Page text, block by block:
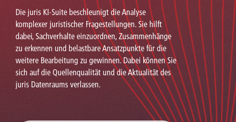
Die juris KI-Suite beschleunigt die Analyse
komplexer juristischer Fragestellungen. Sie hilft
dabei, Sachverhalte einzuordnen, Zusammenhänge
zu erkennen und belastbare Ansatzpunkte für die
weitere Bearbeitung zu gewinnen. Dabei können Sie
sich auf die Quellenqualität und die Aktualität des
juris Datenraums verlassen.